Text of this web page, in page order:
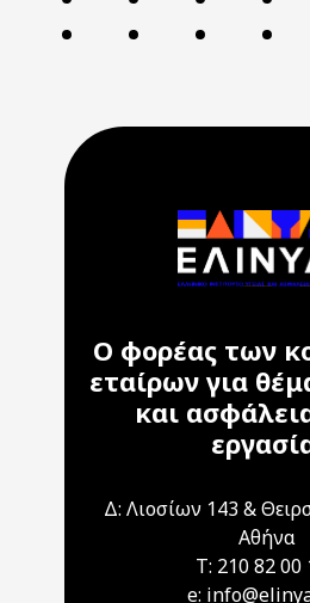
Ο φορέας των
εταίρων για
και
Δ: Λιοσίων 143 &
Αθήνα
T: 210 82 00
e: